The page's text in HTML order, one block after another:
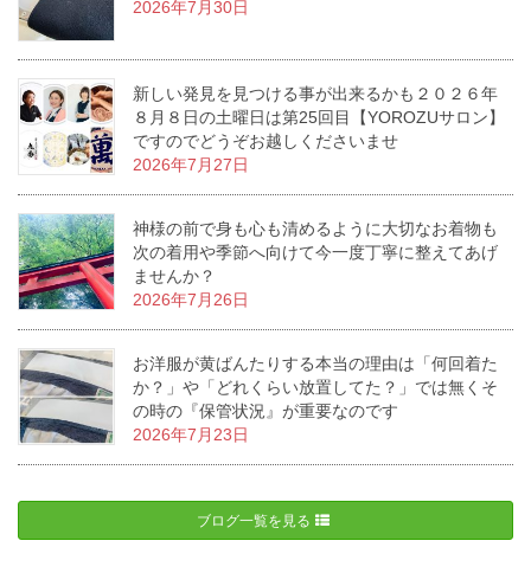
2026年7月30日
新しい発見を見つける事が出来るかも２０２６年
８月８日の土曜日は第25回目【YOROZUサロン】
ですのでどうぞお越しくださいませ
2026年7月27日
神様の前で身も心も清めるように大切なお着物も
次の着用や季節へ向けて今一度丁寧に整えてあげ
ませんか？
2026年7月26日
お洋服が黄ばんたりする本当の理由は「何回着た
か？」や「どれくらい放置してた？」では無くそ
の時の『保管状況』が重要なのです
2026年7月23日
ブログ一覧を見る